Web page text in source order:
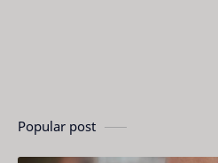
Popular post